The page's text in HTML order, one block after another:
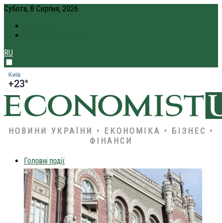
Субота, 8 Серпня, 2026
RU
Київ
+23°
НОВИНИ УКРАЇНИ • ЕКОНОМІКА • БІЗНЕС •
ФІНАНСИ
Головні події